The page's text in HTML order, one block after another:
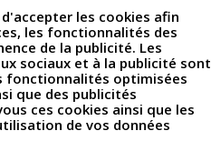
les cookies afin
les fonctionnalités des
de la publicité. Les
sociaux et à la publicité sont
fonctionnalités optimisées
que des publicités
ces cookies ainsi que les
de vos données